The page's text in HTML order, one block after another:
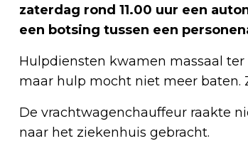
zaterdag rond 11.00 uur een
een botsing tussen een
Hulpdiensten kwamen massaal
maar hulp mocht niet meer baten.
De vrachtwagenchauffeur raakte
naar het ziekenhuis gebracht.